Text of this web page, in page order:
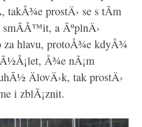
takÅ¾e prostÄ› se s tÃ­m
smÃ­Å™it, a ÃºplnÄ›
za hlavu, protoÅ¾e kdyÅ¾
Å¾e nÃ¡m
ÄlovÄ›k, tak prostÄ›
i zblÃ¡znit.